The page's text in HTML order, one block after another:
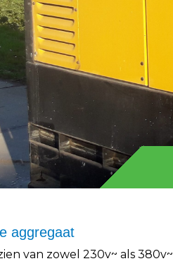
aggregaat
van zowel 230v~ als 380v~